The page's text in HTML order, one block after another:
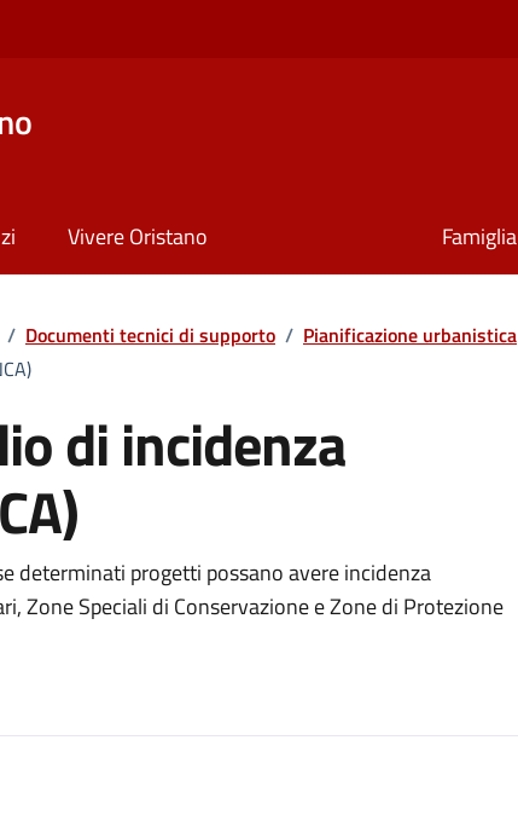
Vivere Oristano Famiglia
/ Documenti tecnici di supporto / Pianificazione urbanistica
di incidenza
determinati progetti possano avere incidenza
Zone Speciali di Conservazione e Zone di Protezione